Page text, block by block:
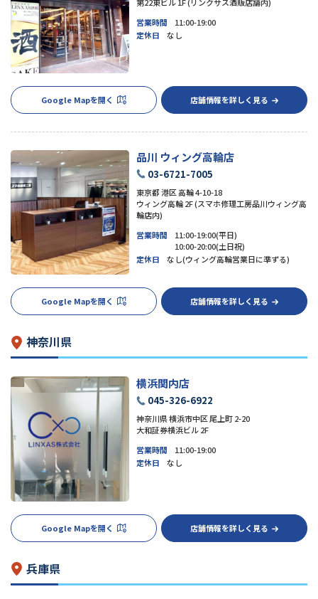
営業時間
11:00-19:00
定休日
なし
Google Mapを開く 店舗情報を詳しく見る
品川 ウィング高輪店
03-6721-7005
東京都 港区 高輪 4-10-18
ウィング高輪 2F (スマホ修理工房品川ウィング高
輪店内)
営業時間
11:00-19:00(平日)
10:00-20:00(土日祝)
定休日
なし(ウィング高輪営業日に準ずる)
Google Mapを開く 店舗情報を詳しく見る
神奈川県
横浜関内店
045-326-6922
神奈川県 横浜市中区 尾上町 2-20
大和証券横浜ビル 2F
営業時間
11:00-19:00
定休日
なし
Google Mapを開く 店舗情報を詳しく見る
兵庫県